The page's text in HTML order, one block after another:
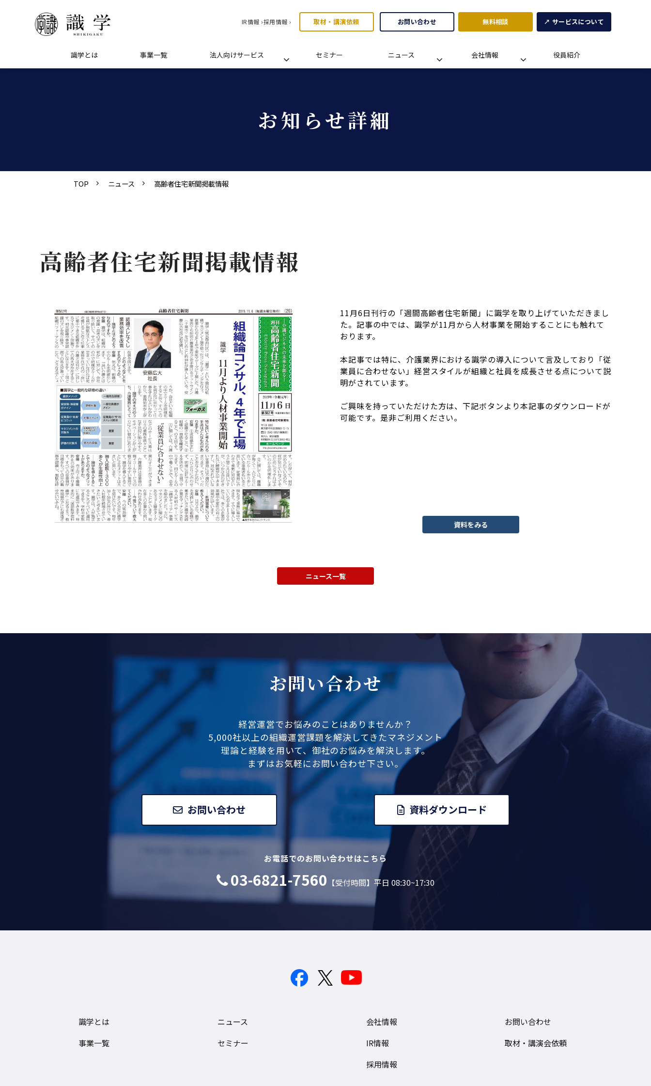
IR情報 ›採用情報 › 取材・講演依頼 お問い合わせ 無料相談 ↗ サービスについて
識学とは 事業一覧 法人向けサービス セミナー ニュース 会社情報 役員紹介
お知らせ詳細
TOP ニュース 高齢者住宅新聞掲載情報
高齢者住宅新聞掲載情報
11月6日刊行の「週間高齢者住宅新聞」に識学を取り上げていただきまし
た。記事の中では、識学が11月から人材事業を開始することにも触れて
おります。
本記事では特に、介護業界における識学の導入について言及しており「従
業員に合わせない」経営スタイルが組織と社員を成長させる点について説
明がされています。
ご興味を持っていただけた方は、下記ボタンより本記事のダウンロードが
可能です。是非ご利用ください。
資料をみる
ニュース一覧
お問い合わせ
経営運営でお悩みのことはありませんか？
5,000社以上の組織運営課題を解決してきたマネジメント
理論と経験を用いて、御社のお悩みを解決します。
まずはお気軽にお問い合わせ下さい。
お問い合わせ 資料ダウンロード
お電話でのお問い合わせはこちら
03-6821-7560 【受付時間】平日 08:30~17:30
識学とは
事業一覧
ニュース
セミナー
会社情報
IR情報
採用情報
お問い合わせ
取材・講演会依頼